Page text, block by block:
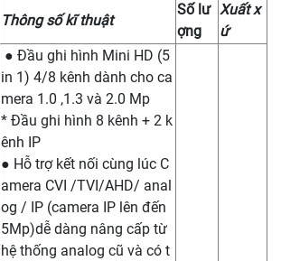
Thông số kĩ thuật
Số lư
ợng
Xuất x
ứ
● Đầu ghi hình Mini HD (5
in 1) 4/8 kênh dành cho ca
mera 1.0 ,1.3 và 2.0 Mp
* Đầu ghi hình 8 kênh + 2 k
ênh IP
● Hỗ trợ kết nối cùng lúc C
amera CVI /TVI/AHD/ anal
og / IP (camera IP lên đến
5Mp)dễ dàng nâng cấp từ
hệ thống analog cũ và có t